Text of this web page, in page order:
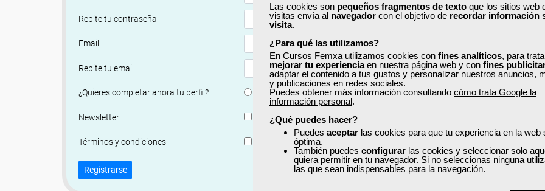
Las cookies son pequeños fragmentos de texto que los sitios web
visitas envía al navegador con el objetivo de recordar información
visita.
¿Para qué las utilizamos?
En Cursos Femxa utilizamos cookies con fines analíticos, para
mejorar tu experienciaen nuestra página web y con fines
adaptar el contenido a tus gustos y personalizar nuestros anuncios,
y publicaciones en redes sociales.
Puedes obtener más información consultando cómo trata Google la
información personal.
¿Qué puedes hacer?
Puedes aceptar las cookies para que tu experiencia en la web
óptima.
También puedes configurar las cookies y seleccionar solo
quiera permitir en tu navegador. Si no seleccionas ninguna
las que sean indispensables para la navegación.
Repite tu contraseña Mostrar
Email
Repite tu email
¿Quieres completar ahora tu perfil? No, completaré mi perfil más adelante
Newsletter Si, quiero recibir información sobre cursos, ofertas exclusivas y recursos para
Términos y condiciones He leído y acepto la
Registrarse